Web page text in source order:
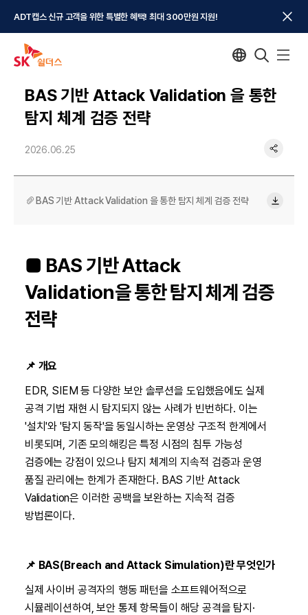
ADT캡스 신규 고객을 위한 특별한 혜택! 최대 300만원 지원!
BAS 기반 Attack Validation 을 통한
탐지 체계 검증 전략
2026.06.25
BAS 기반 Attack Validation 을 통한 탐지 체계 검증 전략
■ BAS 기반 Attack
Validation을 통한 탐지 체계 검증
전략
📌 개요
EDR, SIEM 등 다양한 보안 솔루션을 도입했음에도 실제
공격 기법 재현 시 탐지되지 않는 사례가 빈번하다. 이는
'설치'와 '탐지 동작'을 동일시하는 운영상 구조적 한계에서
비롯되며, 기존 모의해킹은 특정 시점의 침투 가능성
검증에는 강점이 있으나 탐지 체계의 지속적 검증과 운영
품질 관리에는 한계가 존재한다. BAS 기반 Attack
Validation은 이러한 공백을 보완하는 지속적 검증
방법론이다.
📌 BAS(Breach and Attack Simulation)란 무엇인가
실제 사이버 공격자의 행동 패턴을 소프트웨어적으로
시뮬레이션하여, 보안 통제 항목들이 해당 공격을 탐지·